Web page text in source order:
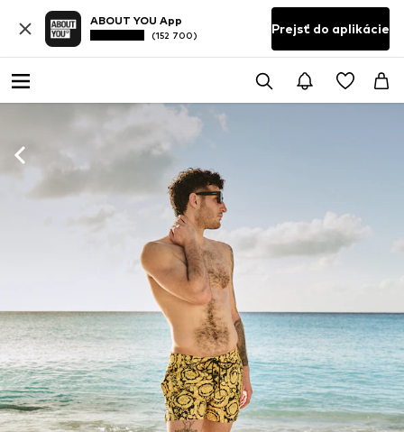
ABOUT YOU App
(152 700) Prejsť do aplikácie